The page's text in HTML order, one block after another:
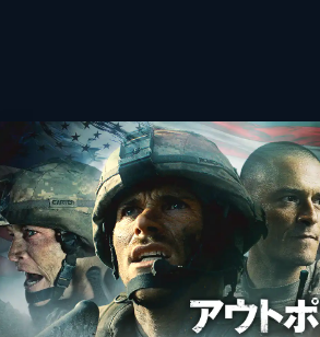
・ライランス
キオガン
ーディ
ル・フォックス